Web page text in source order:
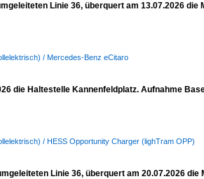
Linie 36, überquert am 13.07.2026 die
/ Mercedes-Benz eCitaro
die Haltestelle Kannenfeldplatz. Aufnahme
/ HESS Opportunity Charger (lighTram OPP)
Linie 36, überquert am 20.07.2026 die